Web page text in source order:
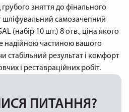
зняття до фінального
шліфувальний самозачепний
(набір 10 шт.) 8 отв., ціна якого
надійною частиною вашого
стабільний результат і комфорт
і реставраційних робіт.
ПИТАННЯ?